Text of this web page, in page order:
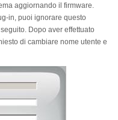
aggiornando il firmware.
in, puoi ignorare questo
Dopo aver effettuato
di cambiare nome utente e